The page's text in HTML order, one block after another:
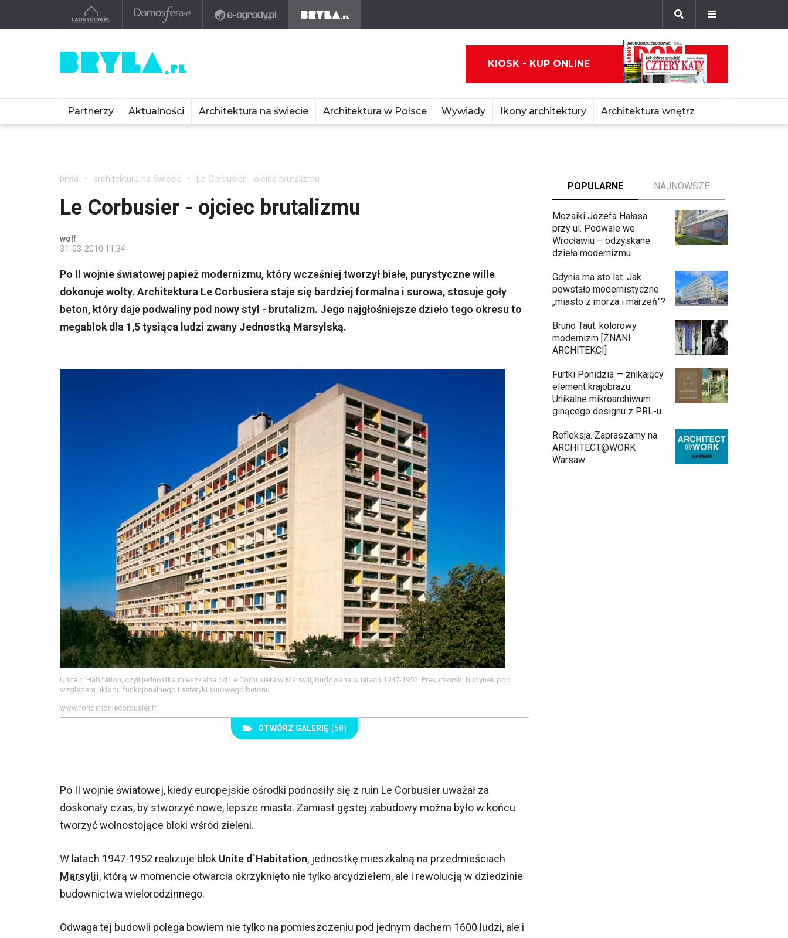
KIOSK - KUP ONLINE
Partnerzy Aktualności Architektura na świecie Architektura w Polsce Wywiady Ikony architektury Architektura wnętrz
bryła architektura na świecie Le Corbusier - ojciec brutalizmu
Le Corbusier - ojciec brutalizmu
wolf
31-03-2010 11:34
Po II wojnie światowej papież modernizmu, który wcześniej tworzył białe, purystyczne wille
dokonuje wolty. Architektura Le Corbusiera staje się bardziej formalna i surowa, stosuje goły
beton, który daje podwaliny pod nowy styl - brutalizm. Jego najgłośniejsze dzieło tego okresu to
megablok dla 1,5 tysiąca ludzi zwany Jednostką Marsylską.
Unite d`Habitation, czyli jednostka mieszkalna od Le Corbusiera w Marsylii, budowana w latach 1947-1952. Prekursorski budynek pod
względem układu funkcjonalnego i estetyki surowego betonu.
www.fondationlecorbusier.fr
OTWÓRZ GALERIĘ (58)
Po II wojnie światowej, kiedy europejskie ośrodki podnosiły się z ruin Le Corbusier uważał za
doskonały czas, by stworzyć nowe, lepsze miasta. Zamiast gęstej zabudowy można było w końcu
tworzyć wolnostojące bloki wśród zieleni.
W latach 1947-1952 realizuje blok Unite d`Habitation, jednostkę mieszkalną na przedmieściach
Marsylii, którą w momencie otwarcia okrzyknięto nie tylko arcydziełem, ale i rewolucją w dziedzinie
budownictwa wielorodzinnego.
Odwaga tej budowli polega bowiem nie tylko na pomieszczeniu pod jednym dachem 1600 ludzi, ale i
POPULARNE NAJNOWSZE
Mozaiki Józefa Hałasa
przy ul. Podwale we
Wrocławiu – odzyskane
dzieła modernizmu
Gdynia ma sto lat. Jak
powstało modernistyczne
„miasto z morza i marzeń”?
Bruno Taut: kolorowy
modernizm [ZNANI
ARCHITEKCI]
Furtki Ponidzia — znikający
element krajobrazu.
Unikalne mikroarchiwum
ginącego designu z PRL-u
Refleksja. Zapraszamy na
ARCHITECT@WORK
Warsaw